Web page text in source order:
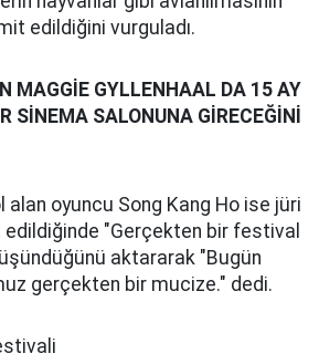
edildiğini vurguladı.
MAGGİE GYLLENHAAL DA 15 AY
SİNEMA SALONUNA GİRECEĞİNİ
oyuncu Song Kang Ho ise jüri
"Gerçekten bir festival
aktararak "Bugün
gerçekten bir mucize." dedi.